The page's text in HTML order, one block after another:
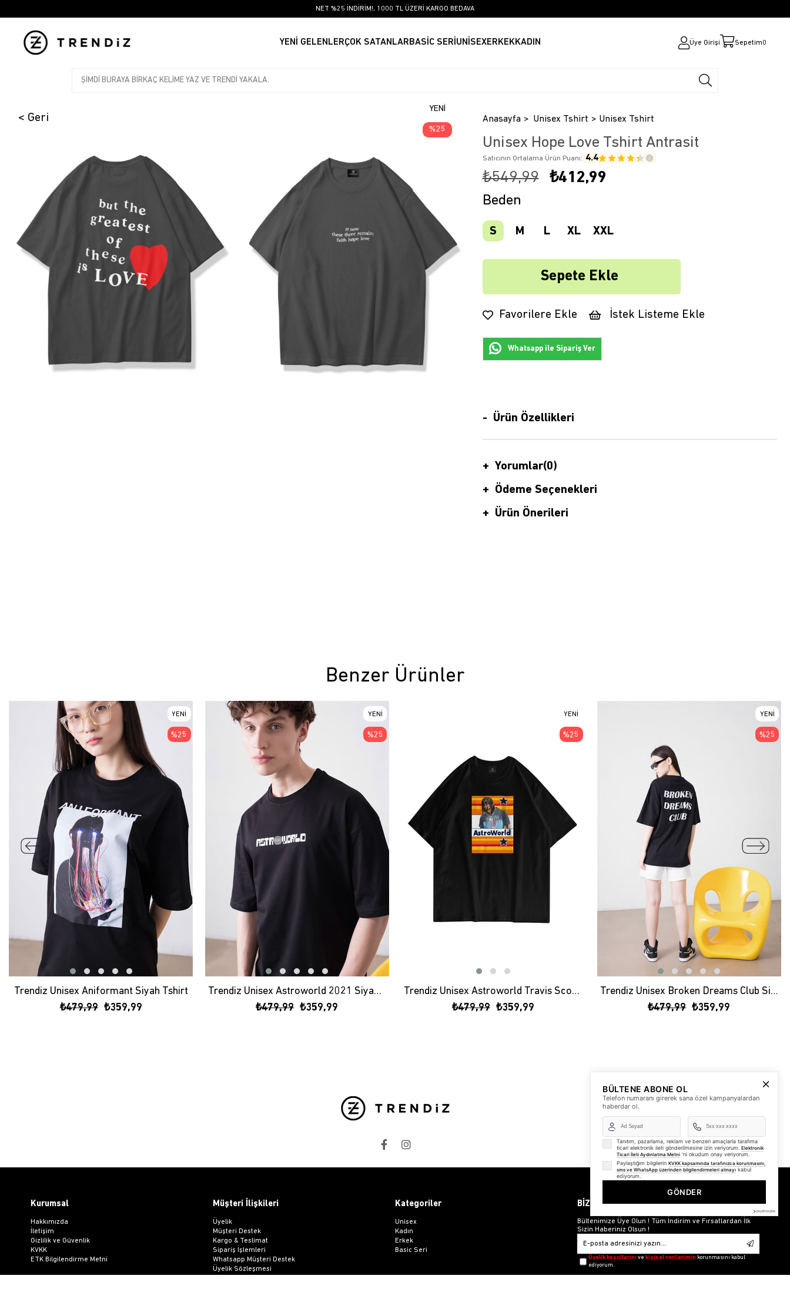
NET %25 İNDİRİM!, 1000 TL ÜZERİ KARGO BEDAVA
YENİ GELENLERÇOK SATANLARBASİC SERİ UNİSEXERKEKKADIN Üye Girişi Sepetim0
YENI
ÜRÜN
25
Anasayfa Unisex Tshirt Unisex Tshirt
Unisex Hope Love Tshirt Antrasit
Satıcının Ortalama Ürün Puanı: 4.4
₺549,99 ₺412,99
Beden
S M L XL XXL
Favorilere Ekle İstek Listeme Ekle
Whatsapp ile Sipariş Ver
Ürün Özellikleri
Yorumlar(0)
Ödeme Seçenekleri
Ürün Önerileri
Benzer Ürünler
Trendiz Unisex Aniformant Siyah Tshirt
₺359,99
₺479,99
YENI
ÜRÜN
%25
Trendiz Unisex Astroworld 2021 Siyah Tshirt
₺359,99
₺479,99
YENI
ÜRÜN
%25
Trendiz Unisex Astroworld Travis Scott Siyah Tshirt
₺359,99
₺479,99
YENI
ÜRÜN
%25
Trendiz Unisex Broken Dreams Club Siyah Tshirt
₺359,99
₺479,99
YENI
ÜRÜN
%25
Kurumsal
Hakkımızda
İletişim
Gizlilik ve Güvenlik
KVKK
ETK Bilgilendirme Metni
Müşteri İlişkileri
Üyelik
Müşteri Destek
Kargo & Teslimat
Sipariş İşlemleri
Whatsapp Müşteri Destek
Üyelik Sözleşmesi
Kategoriler
Unisex
Kadın
Erkek
Basic Seri
BİZDEN HABERLER
Bültenimize Üye Olun ! Tüm İndirim ve Fırsatlardan İlk
Sizin Haberiniz Olsun !
Üyelik koşullarınıvekişisel verilerimin korunmasını kabul
ediyorum.
BÜLTENE ABONE OL
Telefon numaranı girerek sana özel kampanyalardan
haberdar ol.
Tanıtım, pazarlama, reklam ve benzeri amaçlarla tarafıma
ticari elektronik ileti gönderilmesine izin veriyorum. Elektronik
Ticari İleti Aydınlatma Metni 'ni okudum onay veriyorum.
Paylaştığım bilgilerin KVKK kapsamında tarafınızca korunmasını,
sms ve WhatsApp üzerinden bilgilendirmeleri almayı kabul
ediyorum.
GÖNDER